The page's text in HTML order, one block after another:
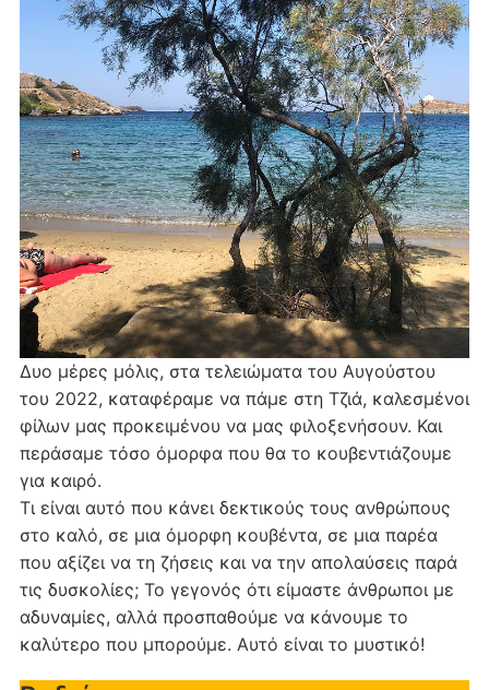
Δυο μέρες μόλις, στα τελειώματα του Αυγούστου
του 2022, καταφέραμε να πάμε στη Τζιά, καλεσμένοι
φίλων μας προκειμένου να μας φιλοξενήσουν. Και
περάσαμε τόσο όμορφα που θα το κουβεντιάζουμε
για καιρό.
Τι είναι αυτό που κάνει δεκτικούς τους ανθρώπους
στο καλό, σε μια όμορφη κουβέντα, σε μια παρέα
που αξίζει να τη ζήσεις και να την απολαύσεις παρά
τις δυσκολίες; Το γεγονός ότι είμαστε άνθρωποι με
αδυναμίες, αλλά προσπαθούμε να κάνουμε το
καλύτερο που μπορούμε. Αυτό είναι το μυστικό!